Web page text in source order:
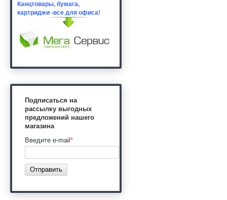
Канцтовары, бумага,
картриджи -все для офиса!
Подписаться на
рассылку выгодных
предложений нашего
магазина
Введите e-mail *
Отправить